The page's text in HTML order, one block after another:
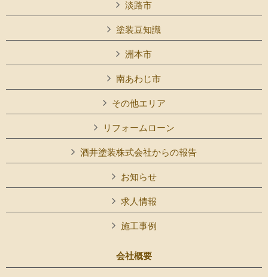
淡路市
塗装豆知識
洲本市
南あわじ市
その他エリア
リフォームローン
酒井塗装株式会社からの報告
お知らせ
求人情報
施工事例
会社概要